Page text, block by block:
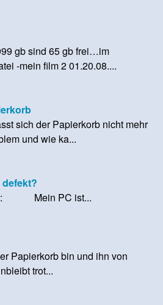
gb sind 65 gb frei…im
-mein film 2 01.20.08....
sich der Papierkorb nicht mehr
und wie ka...
defekt?
Mein PC ist...
Papierkorb bin und ihn von
trot...